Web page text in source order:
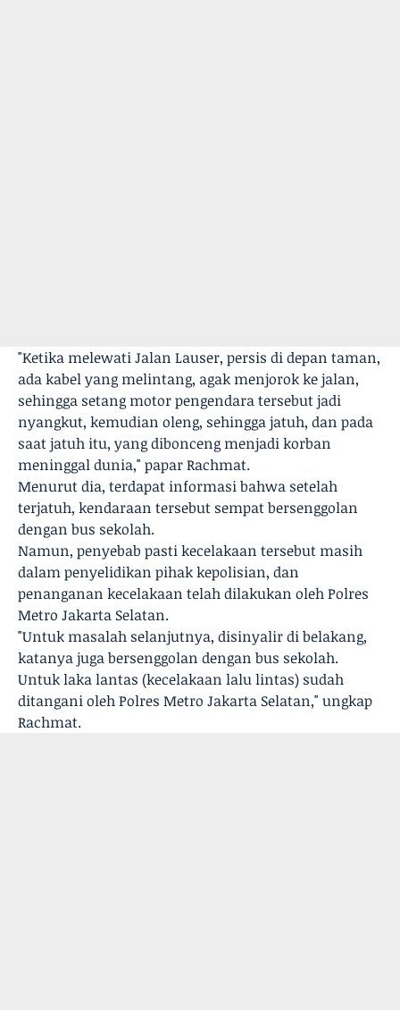
"Ketika melewati Jalan Lauser, persis di depan taman,
ada kabel yang melintang, agak menjorok ke jalan,
sehingga setang motor pengendara tersebut jadi
nyangkut, kemudian oleng, sehingga jatuh, dan pada
saat jatuh itu, yang dibonceng menjadi korban
meninggal dunia," papar Rachmat.
Menurut dia, terdapat informasi bahwa setelah
terjatuh, kendaraan tersebut sempat bersenggolan
dengan bus sekolah.
Namun, penyebab pasti kecelakaan tersebut masih
dalam penyelidikan pihak kepolisian, dan
penanganan kecelakaan telah dilakukan oleh Polres
Metro Jakarta Selatan.
"Untuk masalah selanjutnya, disinyalir di belakang,
katanya juga bersenggolan dengan bus sekolah.
Untuk laka lantas (kecelakaan lalu lintas) sudah
ditangani oleh Polres Metro Jakarta Selatan," ungkap
Rachmat.